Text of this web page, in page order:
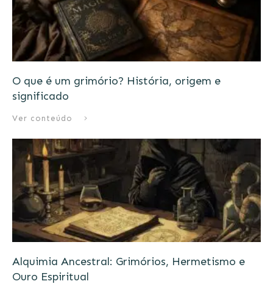
O que é um grimório? História, origem e
significado
Ver conteúdo
Alquimia Ancestral: Grimórios, Hermetismo e
Ouro Espiritual